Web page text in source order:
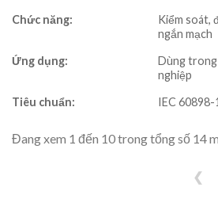
Chức năng:
Kiểm soát,
ngắn mạch
Ứng dụng:
Dùng trong
nghiệp
Tiêu chuẩn:
IEC 60898-1
Đang xem 1 đến 10 trong tổng số 14
❮